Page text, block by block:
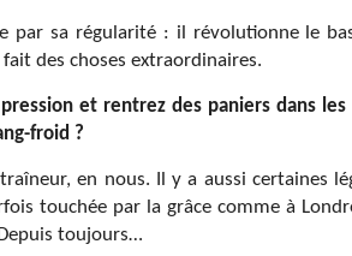
par sa régularité : il révolutionne le
des choses extraordinaires.
et rentrez des paniers dans
froid ?
en nous. Il y a aussi certaines
touchée par la grâce comme à
toujours…